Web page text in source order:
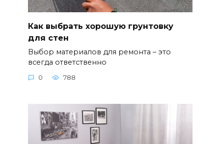
Как выбрать хорошую грунтовку
для стен
Выбор материалов для ремонта – это
всегда ответственно
0 788